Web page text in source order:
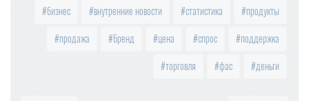
бизнес внутренние новости статистика продукты
продажа бренд цена спрос поддержка
торговля фас деньги